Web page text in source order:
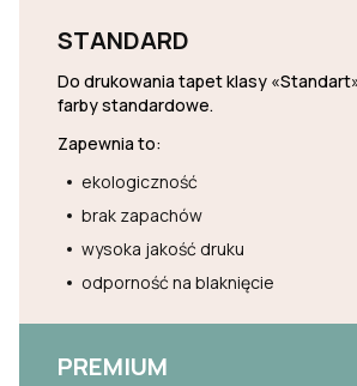
STANDARD
Do drukowania tapet klasy
farby standardowe.
Zapewnia to:
ekologiczność
brak zapachów
wysoka jakość druku
odporność na blaknięcie
PREMIUM